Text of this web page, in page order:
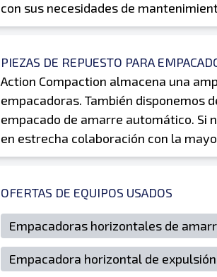
con sus necesidades de
PIEZAS DE REPUESTO PARA
Action Compaction almacena una
empacadoras. También disponemos
empacado de amarre automático. Si
en estrecha colaboración con la
OFERTAS DE EQUIPOS USADOS
Empacadoras horizontales de
Empacadora horizontal de